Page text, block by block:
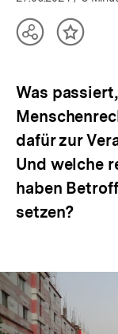
TeilenInhalt
Was
dafür zur
Und welche
haben
setzen?